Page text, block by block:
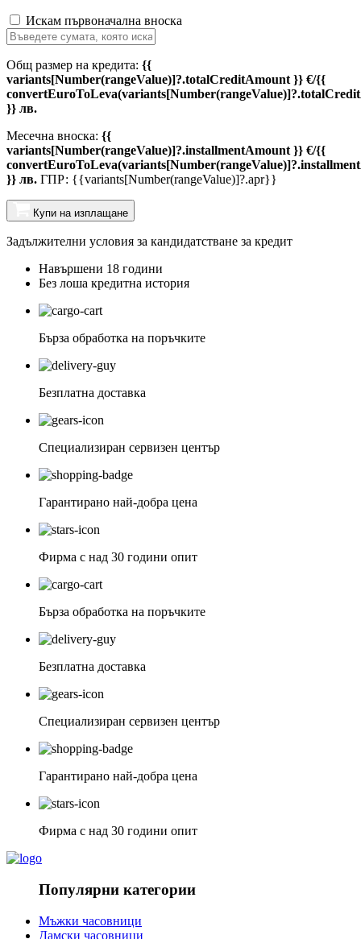
Искам първоначална вноска
Общ размер на кредита: {{
variants[Number(rangeValue)]?.totalCreditAmount }} €/{{
}} лв.
Месечна вноска: {{
variants[Number(rangeValue)]?.installmentAmount }} €/{{
}} лв. ГПР: {{variants[Number(rangeValue)]?.apr}}
Купи на изплащане
Задължителни условия за кандидатстване за кредит
Навършени 18 години
Без лоша кредитна история
Бърза обработка на поръчките
Безплатна доставка
Специализиран сервизен център
Гарантирано най-добра цена
Фирма с над 30 години опит
Бърза обработка на поръчките
Безплатна доставка
Специализиран сервизен център
Гарантирано най-добра цена
Фирма с над 30 години опит
Популярни категории
Мъжки часовници
Дамски часовници